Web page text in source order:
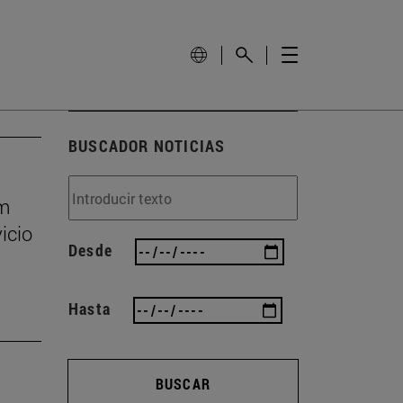
BUSCADOR NOTICIAS
Desde
Hasta
BUSCAR